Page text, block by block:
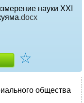
науки XXI
.docx
☆
общества